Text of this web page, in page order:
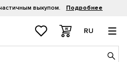
0-0-4 Подробнее
RU